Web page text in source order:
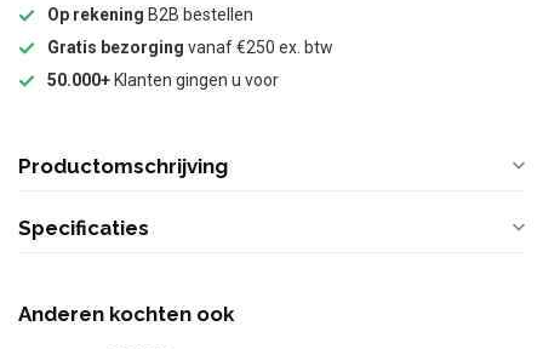
Op rekening B2B bestellen
Gratis bezorging vanaf €250 ex. btw
50.000+ Klanten gingen u voor
Productomschrijving
Specificaties
Anderen kochten ook